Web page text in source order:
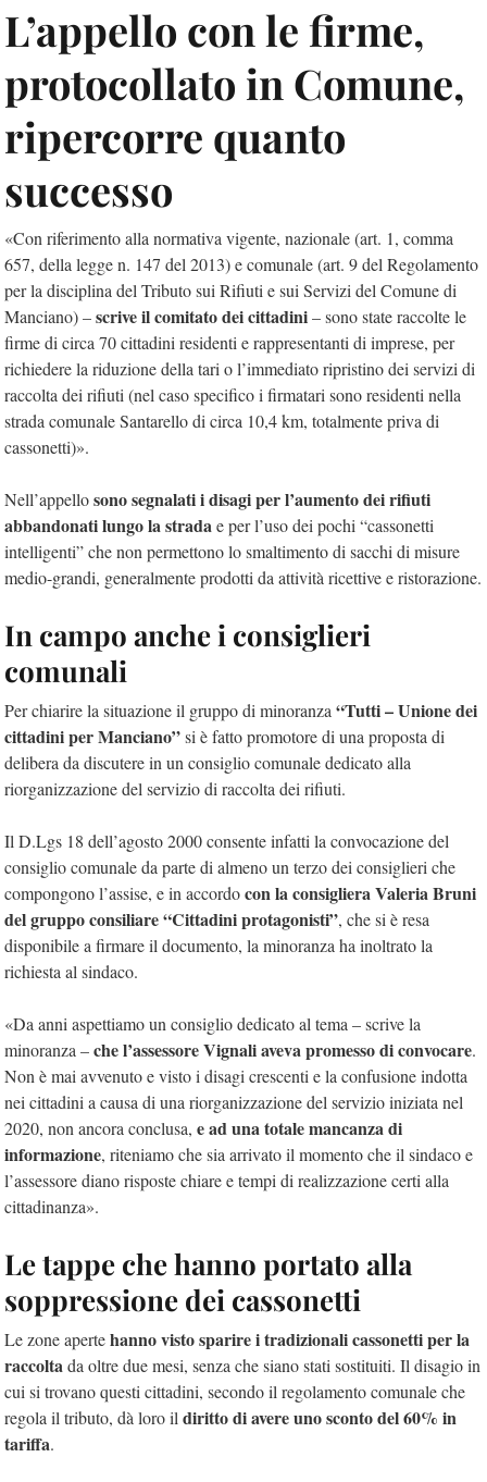
L’appello con le firme,
protocollato in Comune,
ripercorre quanto
successo
«Con riferimento alla normativa vigente, nazionale (art. 1, comma
657, della legge n. 147 del 2013) e comunale (art. 9 del Regolamento
per la disciplina del Tributo sui Rifiuti e sui Servizi del Comune di
Manciano) –scrive il comitato dei cittadini– sono state raccolte le
firme di circa 70 cittadini residenti e rappresentanti di imprese, per
richiedere la riduzione della tari o l’immediato ripristino dei servizi di
raccolta dei rifiuti (nel caso specifico i firmatari sono residenti nella
strada comunale Santarello di circa 10,4 km, totalmente priva di
cassonetti)».
Nell’appellosono segnalati i disagi per l’aumento dei rifiuti
abbandonati lungo la stradae per l’uso dei pochi “cassonetti
intelligenti” che non permettono lo smaltimento di sacchi di misure
medio-grandi, generalmente prodotti da attività ricettive e ristorazione.
In campo anche i consiglieri
comunali
Per chiarire la situazione il gruppo di minoranza “Tutti – Unione dei
cittadini per Manciano”si è fatto promotore di una proposta di
delibera da discutere in un consiglio comunale dedicato alla
riorganizzazione del servizio di raccolta dei rifiuti.
Il D.Lgs 18 dell’agosto 2000 consente infatti la convocazione del
consiglio comunale da parte di almeno un terzo dei consiglieri che
compongono l’assise, e in accordocon la consigliera Valeria Bruni
del gruppo consiliare “Cittadini protagonisti”, che si è resa
disponibile a firmare il documento, la minoranza ha inoltrato la
richiesta al sindaco.
«Da anni aspettiamo un consiglio dedicato al tema – scrive la
minoranza –che l’assessore Vignali aveva promesso di convocare.
Non è mai avvenuto e visto i disagi crescenti e la confusione indotta
nei cittadini a causa di una riorganizzazione del servizio iniziata nel
2020, non ancora conclusa, e ad una totale mancanza di
informazione, riteniamo che sia arrivato il momento che il sindaco e
l’assessore diano risposte chiare e tempi di realizzazione certi alla
cittadinanza».
Le tappe che hanno portato alla
soppressione dei cassonetti
Le zone apertehanno visto sparire i tradizionali cassonetti per la
raccoltada oltre due mesi, senza che siano stati sostituiti. Il disagio in
cui si trovano questi cittadini, secondo il regolamento comunale che
regola il tributo, dà loro il diritto di avere uno sconto del 60% in
tariffa.